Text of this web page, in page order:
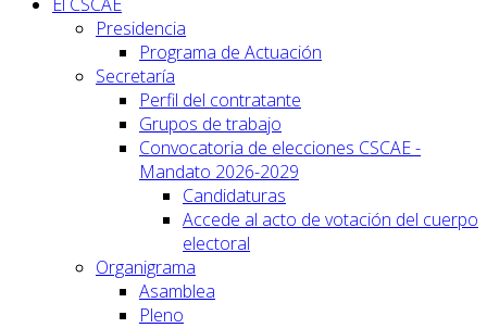
Presidencia
Programa de Actuación
Secretaría
Perfil del contratante
Grupos de trabajo
Convocatoria de elecciones CSCAE -
Mandato 2026-2029
Candidaturas
Accede al acto de votación del cuerpo
electoral
Organigrama
Asamblea
Pleno